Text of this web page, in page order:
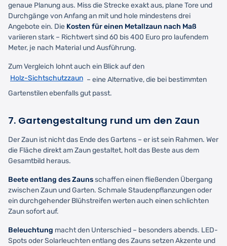
genaue Planung aus. Miss die Strecke exakt aus, plane Tore und
Durchgänge von Anfang an mit und hole mindestens drei
Angebote ein. Die Kosten für einen Metallzaun nach Maß
variieren stark – Richtwert sind 60 bis 400 Euro pro laufendem
Meter, je nach Material und Ausführung.
Zum Vergleich lohnt auch ein Blick auf den
Holz-Sichtschutzzaun – eine Alternative, die bei bestimmten
Gartenstilen ebenfalls gut passt.
7. Gartengestaltung rund um den Zaun
Der Zaun ist nicht das Ende des Gartens – er ist sein Rahmen. Wer
die Fläche direkt am Zaun gestaltet, holt das Beste aus dem
Gesamtbild heraus.
Beete entlang des Zaunsschaffen einen fließenden Übergang
zwischen Zaun und Garten. Schmale Staudenpflanzungen oder
ein durchgehender Blühstreifen werten auch einen schlichten
Zaun sofort auf.
Beleuchtung macht den Unterschied – besonders abends. LED-
Spots oder Solarleuchten entlang des Zauns setzen Akzente und